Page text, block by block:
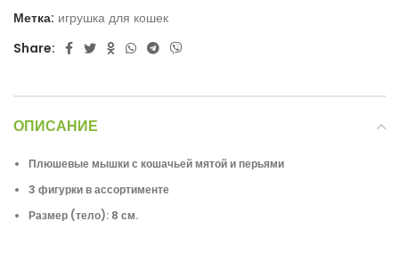
Метка: игрушка для кошек
Share:
ОПИСАНИЕ
Плюшевые мышки с кошачьей мятой и перьями
3 фигурки в ассортименте
Размер (тело): 8 см.